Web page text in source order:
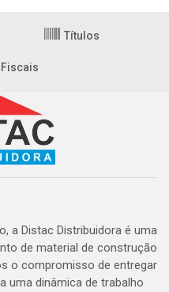
Títulos
a Distac Distribuidora é uma
de material de construção
o compromisso de entregar
uma dinâmica de trabalho